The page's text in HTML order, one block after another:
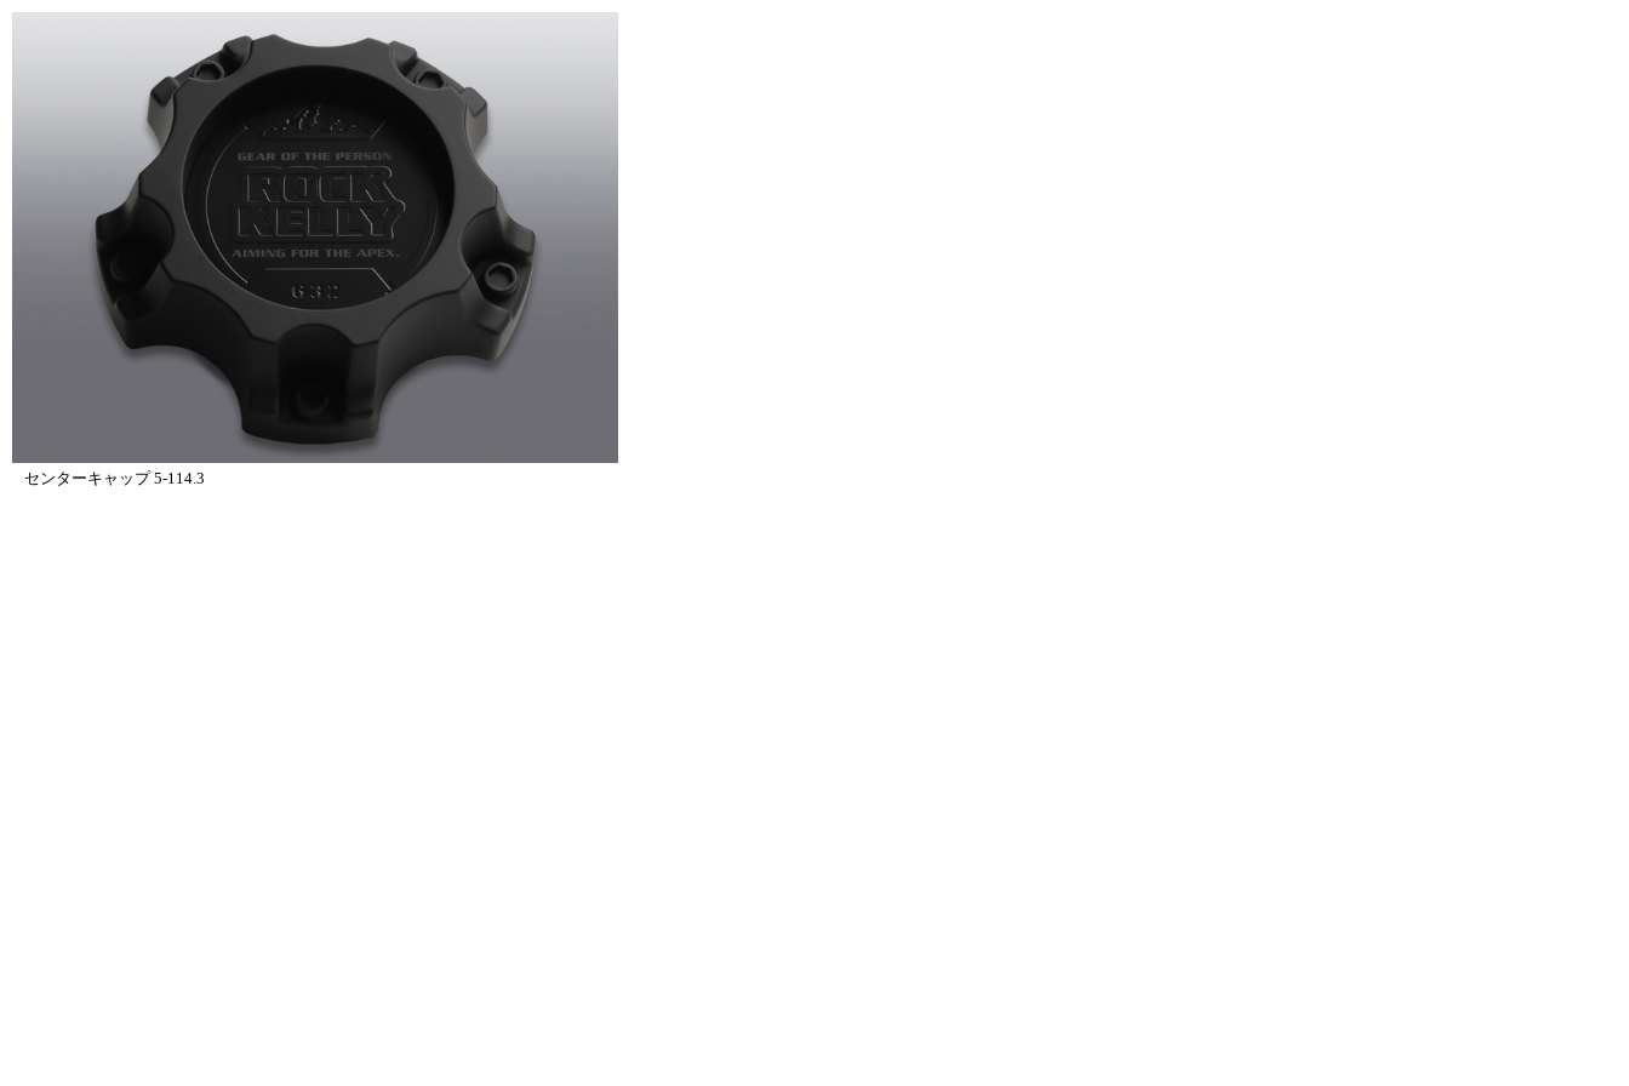
センターキャップ 5-114.3